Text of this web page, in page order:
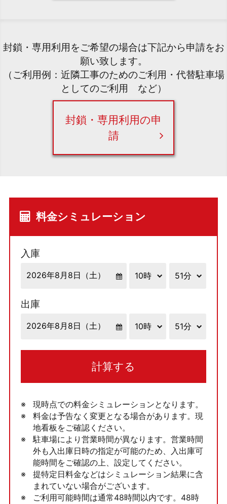
封鎖・専用利用をご希望の場合は下記から申請をお
願い致します。
（ご利用例：近隣工事のためのご利用・代替駐車場
としてのご利用 など）
封鎖・専用利用の申
請
料金シミュレーション
入庫
出庫
計算する
現時点での料金シミュレーションとなります。
料金は予告なく変更となる場合があります。現
地看板をご確認ください。
駐車場により営業時間が異なります。営業時間
外も入出庫日時の指定が可能のため、入出庫可
能時間をご確認の上、設定してください。
提特定日料金などはシミュレーション結果に含
まれていない場合がございます。
ご利用可能時間は通常48時間以内です。48時